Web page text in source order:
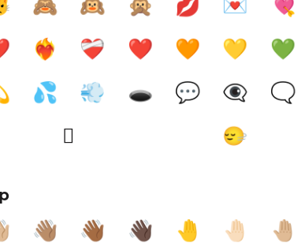
🙈 🙉 🙊 💋 💌 💘
❤️‍🔥 ❤️‍🩹 ❤️ 🧡 💛 💚
💦 💨 🕳️ 💬 👁️‍🗨️ 🗨️
🫩 🙂‍↔️
👋🏽 👋🏾 👋🏿 🤚 🤚🏻 🤚🏼